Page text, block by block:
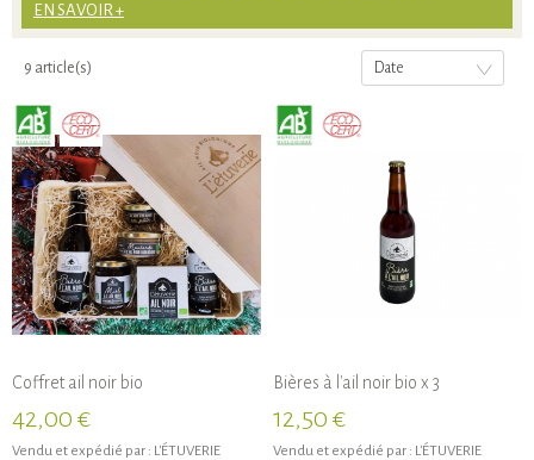
EN SAVOIR +
9 article(s) Date
Coffret ail noir bio
42,00 €
Vendu et expédié par : L'ÉTUVERIE
Bières à l'ail noir bio x 3
12,50 €
Vendu et expédié par : L'ÉTUVERIE